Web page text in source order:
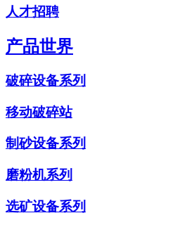
人才招聘
产品世界
破碎设备系列
移动破碎站
制砂设备系列
磨粉机系列
选矿设备系列